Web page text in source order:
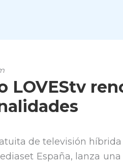
LOVEStv
de televisión
España, lanza